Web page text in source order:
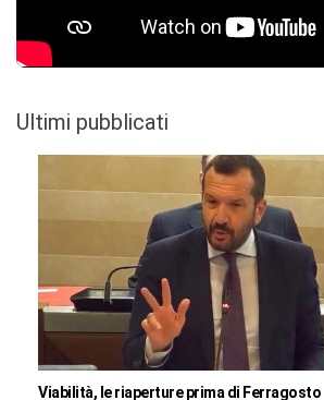
Ultimi pubblicati
Viabilità, le riaperture prima di Ferragosto